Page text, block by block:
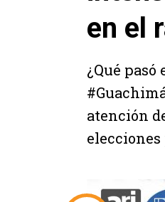
en el
¿Qué pasó
atención